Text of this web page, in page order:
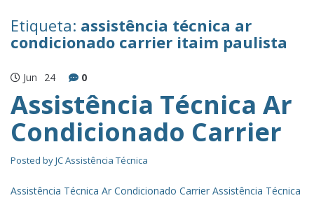
Etiqueta: assistência técnica ar
condicionado carrier itaim paulista
Jun 24 0
Assistência Técnica Ar
Condicionado Carrier
Posted byJC Assistência Técnica
Assistência Técnica Ar Condicionado Carrier Assistência Técnica